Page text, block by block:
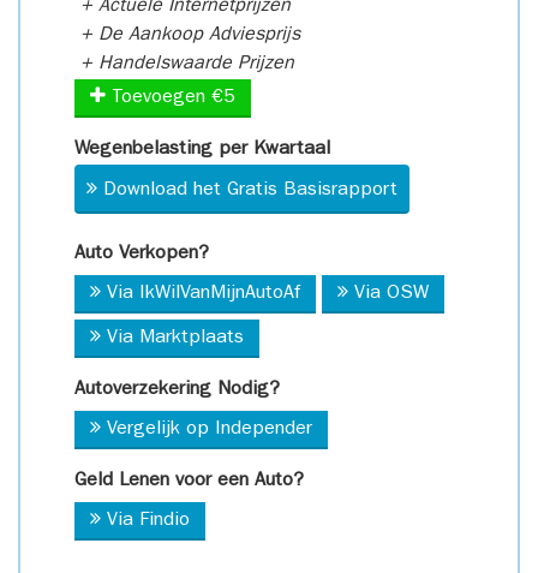
+ Actuele Internetprijzen
+ De Aankoop Adviesprijs
+ Handelswaarde Prijzen
Toevoegen €5
Wegenbelasting per Kwartaal
Download het Gratis Basisrapport
Auto Verkopen?
Via IkWilVanMijnAutoAf Via OSW
Via Marktplaats
Autoverzekering Nodig?
Vergelijk op Independer
Geld Lenen voor een Auto?
Via Findio